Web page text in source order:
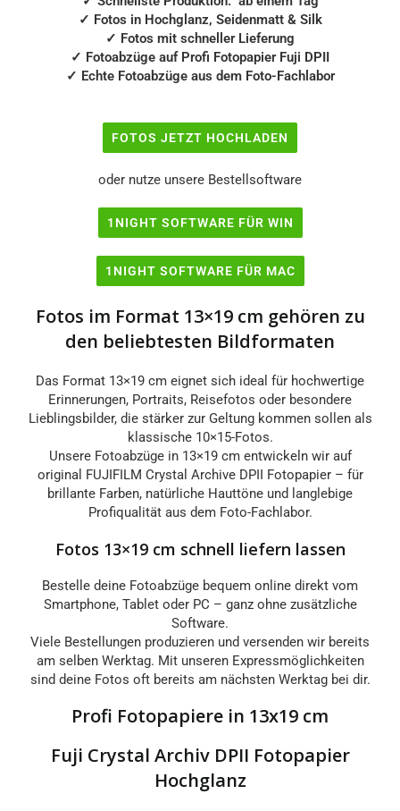
13x23 13x26
15x45 18x18
18x24 18x26
20x20 20x25
20x27 20x30
20x36 20x40
30x30 30x40
30x42 30x45
✓ Fotos in Hochglanz, Seidenmatt & Silk
✓ Fotos mit schneller Lieferung
✓ Fotoabzüge auf Profi Fotopapier Fuji DPII
✓ Echte Fotoabzüge aus dem Foto-Fachlabor
FOTOS JETZT HOCHLADEN
oder nutze unsere Bestellsoftware
1NIGHT SOFTWARE FÜR WIN
1NIGHT SOFTWARE FÜR MAC
Fotos im Format 13×19 cm gehören zu
den beliebtesten Bildformaten
Das Format 13×19 cm eignet sich ideal für hochwertige
Erinnerungen, Portraits, Reisefotos oder besondere
Lieblingsbilder, die stärker zur Geltung kommen sollen als
klassische 10×15-Fotos.
Unsere Fotoabzüge in 13×19 cm entwickeln wir auf
original FUJIFILM Crystal Archive DPII Fotopapier – für
brillante Farben, natürliche Hauttöne und langlebige
Profiqualität aus dem Foto-Fachlabor.
Fotos 13×19 cm schnell liefern lassen
Bestelle deine Fotoabzüge bequem online direkt vom
Smartphone, Tablet oder PC – ganz ohne zusätzliche
Software.
Viele Bestellungen produzieren und versenden wir bereits
am selben Werktag. Mit unseren Expressmöglichkeiten
sind deine Fotos oft bereits am nächsten Werktag bei dir.
Profi Fotopapiere in 13x19 cm
Fuji Crystal Archiv DPII Fotopapier
Hochglanz